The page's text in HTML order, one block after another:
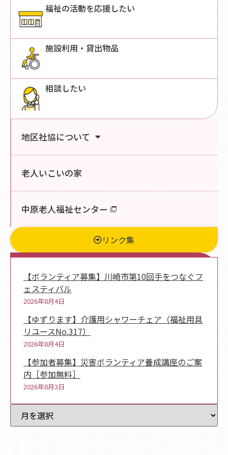
福祉の活動を応援したい
施設利用・貸出物品
相談したい
地区社協について
老人いこいの家
中原老人福祉センター
リンク集
新着情報
【ボランティア募集】川崎市第10回手をつなぐフ
ェスティバル
2026年8月4日
【ゆずります】介護用シャワーチェア（福祉用具
リユースNo.317）
2026年8月4日
【参加者募集】災害ボランティア養成講座のご案
内［参加無料］
2026年8月3日
過去記事一覧